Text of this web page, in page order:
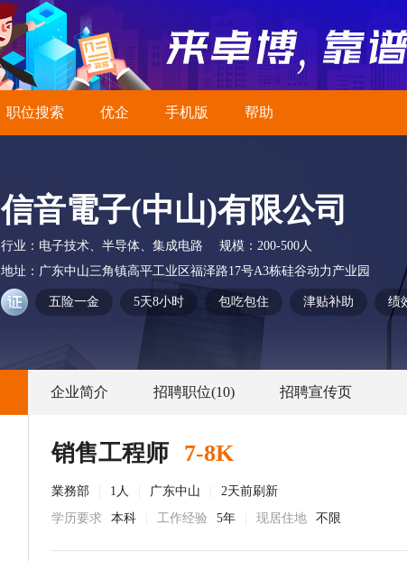
职位搜索 优企 手机版 帮助
信音電子(中山)有限公司
行业： 电子技术、半导体、集成电路 规模： 200-500人
地址： 广东中山三角镇高平工业区福泽路17号A3栋硅谷动力产业园
五险一金 5天8小时 包吃包住 津贴补助 绩
企业简介 招聘职位(10) 招聘宣传页
销售工程师 7-8K
業務部 1人 广东中山
2天前刷新
学历要求
本科 工作经验 5年 现居住地 不限